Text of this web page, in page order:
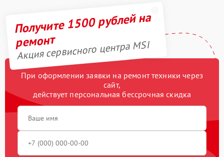
Получите 1500 рублей на
ремонт
Акция сервисного центра MSI
При оформлении заявки на ремонт техники через
сайт,
действует персональная бессрочная скидка